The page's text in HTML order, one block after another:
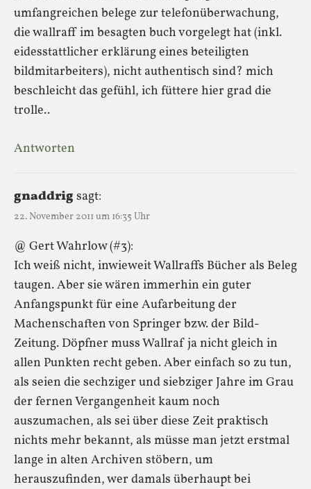
umfangreichen belege zur telefonüberwachung,
die wallraff im besagten buch vorgelegt hat (inkl.
eidesstattlicher erklärung eines beteiligten
bildmitarbeiters), nicht authentisch sind? mich
beschleicht das gefühl, ich füttere hier grad die
trolle..
Antworten
gnaddrigsagt:
22. November 2011 um 16:35 Uhr
@ Gert Wahrlow (#3):
Ich weiß nicht, inwieweit Wallraffs Bücher als Beleg
taugen. Aber sie wären immerhin ein guter
Anfangspunkt für eine Aufarbeitung der
Machenschaften von Springer bzw. der Bild-
Zeitung. Döpfner muss Wallraf ja nicht gleich in
allen Punkten recht geben. Aber einfach so zu tun,
als seien die sechziger und siebziger Jahre im Grau
der fernen Vergangenheit kaum noch
auszumachen, als sei über diese Zeit praktisch
nichts mehr bekannt, als müsse man jetzt erstmal
lange in alten Archiven stöbern, um
herauszufinden, wer damals überhaupt bei